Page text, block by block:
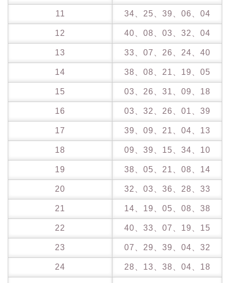
11 34、25、39、06、04
12 40、08、03、32、04
13 33、07、26、24、40
14 38、08、21、19、05
15 03、26、31、09、18
16 03、32、26、01、39
17 39、09、21、04、13
18 09、39、15、34、10
19 38、05、21、08、14
20 32、03、36、28、33
21 14、19、05、08、38
22 40、33、07、19、15
23 07、29、39、04、32
24 28、13、38、04、18